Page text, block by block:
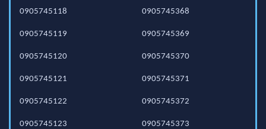
0905745118
0905745119
0905745120
0905745121
0905745122
0905745123
0905745368
0905745369
0905745370
0905745371
0905745372
0905745373